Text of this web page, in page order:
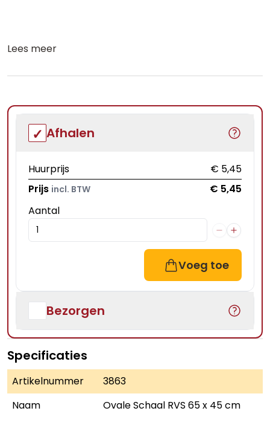
Lees meer
Afhalen
Huurprijs
€ 5,45
Prijs incl. BTW
€ 5,45
Aantal
Voeg toe
Bezorgen
Specificaties
Artikelnummer
3863
Naam
Ovale Schaal RVS 65 x 45 cm